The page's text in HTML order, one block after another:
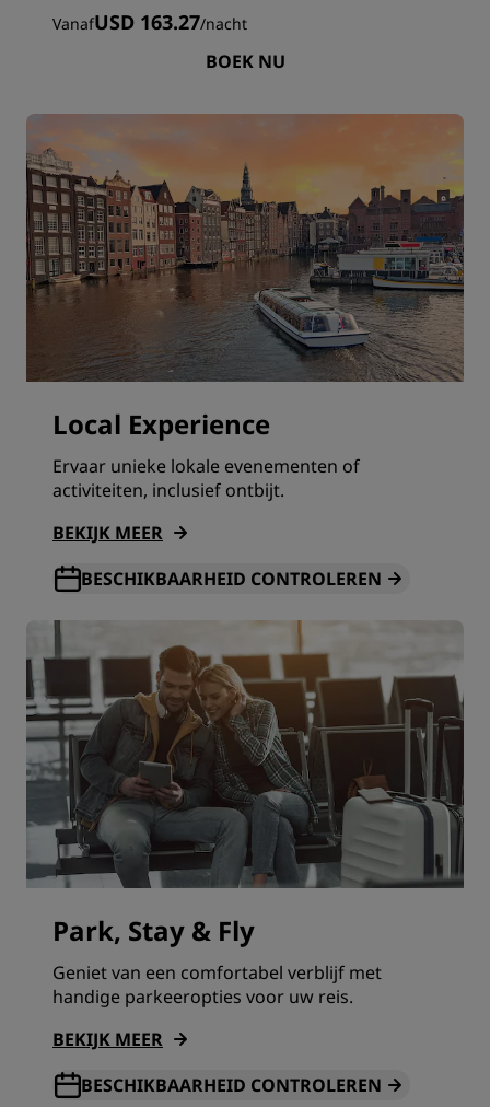
VanafUSD 163.27/nacht
BOEK NU
Local Experience
Ervaar unieke lokale evenementen of
activiteiten, inclusief ontbijt.
BEKIJK MEER
BESCHIKBAARHEID CONTROLEREN
Park, Stay & Fly
Geniet van een comfortabel verblijf met
handige parkeeropties voor uw reis.
BEKIJK MEER
BESCHIKBAARHEID CONTROLEREN